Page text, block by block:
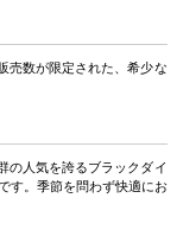
売数が限定された、希少な
の人気を誇るブラックダイ
す。季節を問わず快適にお